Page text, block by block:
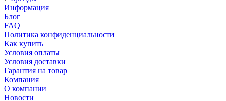
Информация
Блог
FAQ
Политика конфиденциальности
Как купить
Условия оплаты
Условия доставки
Гарантия на товар
Компания
О компании
Новости